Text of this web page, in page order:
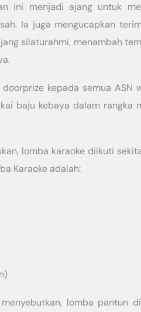
ini menjadi ajang untuk
Ia juga mengucapkan
silaturahmi, menambah
kepada semua ASN
baju kebaya dalam rangka
lomba karaoke diikuti
Karaoke adalah:
lomba pantun